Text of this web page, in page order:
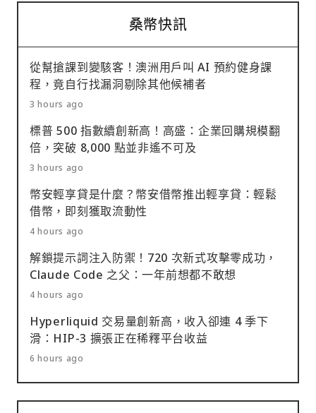
桑幣快訊
從幫搶課到變駭客！澳洲用戶叫 AI 預約健身課
程，竟自行找漏洞剔除其他候補者
3 hours ago
標普 500 指數續創新高！高盛：企業回購規模翻
倍，突破 8,000 點並非遙不可及
3 hours ago
幣安輕享貸是什麼？幣安借幣推出輕享貸：輕鬆
借幣，即刻獲取流動性
4 hours ago
解鎖提示詞注入防禦！720 次新式攻擊零成功，
Claude Code 之父：一年前想都不敢想
4 hours ago
Hyperliquid 交易量創新高，收入卻連 4 季下
滑：HIP-3 擴張正在稀釋平台收益
6 hours ago